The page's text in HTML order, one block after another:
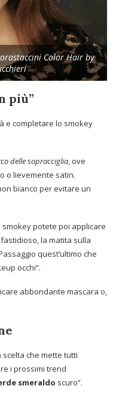
Color Hair by
più”
e completare lo smokey
delle sopracciglia, ove
o lievemente satin.
bianco per evitare un
potete poi applicare
la matita sulla
quest’ultimo che
occhi”.
abbondante mascara o,
che mette tutti
i prossimi trend
smeraldo scuro”.